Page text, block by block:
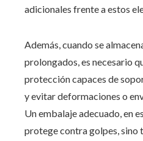
adicionales frente a estos
Además, cuando se
prolongados, es necesario
protección capaces de
y evitar deformaciones o
Un embalaje adecuado, en
protege contra golpes, sino